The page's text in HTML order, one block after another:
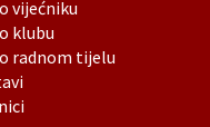
vijećniku
klubu
radnom tijelu